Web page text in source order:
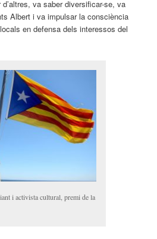
va saber diversificar-se, va
Albert i va impulsar la consciència
en defensa dels interessos del
i activista cultural, premi de la